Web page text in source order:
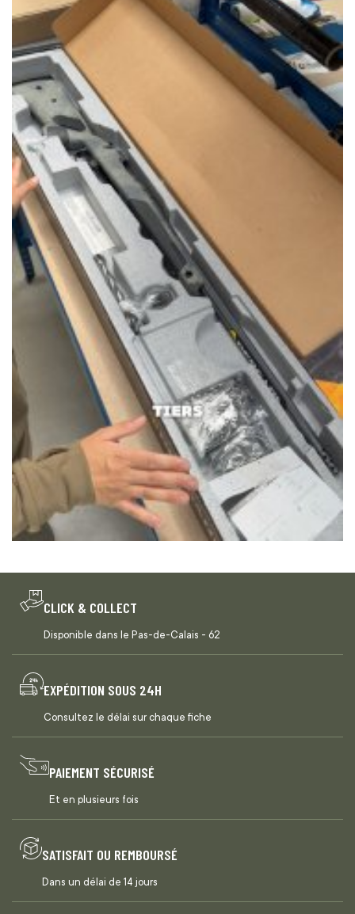
CLICK & COLLECT
Disponible dans le Pas-de-Calais - 62
EXPÉDITION SOUS 24H
Consultez le délai sur chaque fiche
PAIEMENT SÉCURISÉ
Et en plusieurs fois
SATISFAIT OU REMBOURSÉ
Dans un délai de 14 jours